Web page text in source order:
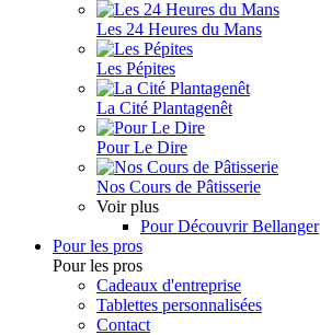
Les 24 Heures du Mans
Les Pépites
La Cité Plantagenêt
Pour Le Dire
Nos Cours de Pâtisserie
Voir plus
Pour Découvrir Bellanger
Pour les pros
Pour les pros
Cadeaux d'entreprise
Tablettes personnalisées
Contact